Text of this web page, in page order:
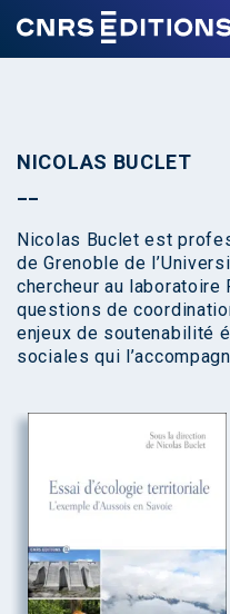
NICOLAS BUCLET
Nicolas Buclet est
de Grenoble de
chercheur au laboratoire
questions de
enjeux de soutenabilité
sociales qui